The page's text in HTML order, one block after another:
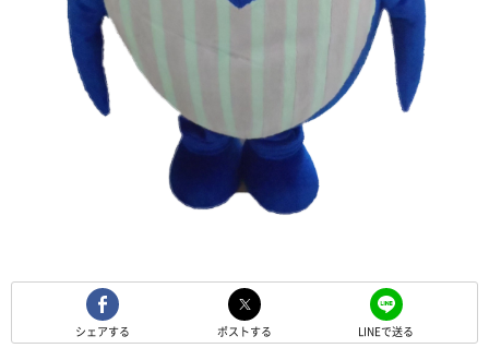
シェアする ポストする LINEで送る